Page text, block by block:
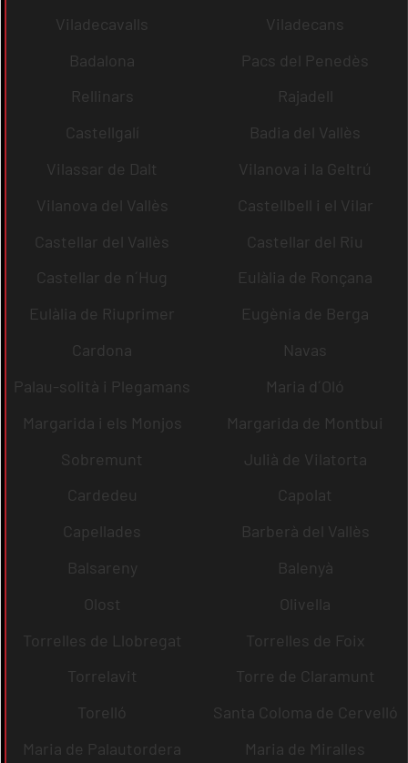
Viladecavalls
Viladecans
Badalona
Pacs del Penedès
Rellinars
Rajadell
Castellgalí
Badia del Vallès
Vilassar de Dalt
Vilanova i la Geltrú
Vilanova del Vallès
Castellbell i el Vilar
Castellar del Vallès
Castellar del Riu
Castellar de n´Hug
Eulàlia de Ronçana
Eulàlia de Riuprimer
Eugènia de Berga
Cardona
Navas
Palau-solità i Plegamans
Maria d´Oló
Margarida i els Monjos
Margarida de Montbui
Sobremunt
Julià de Vilatorta
Cardedeu
Capolat
Capellades
Barberà del Vallès
Balsareny
Balenyà
Olost
Olivella
Torrelles de Llobregat
Torrelles de Foix
Torrelavit
Torre de Claramunt
Torelló
Santa Coloma de Cervelló
Maria de Palautordera
Maria de Miralles